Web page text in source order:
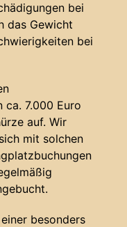
bei
das Gewicht
bei
ca. 7.000 Euro
auf. Wir
mit solchen
besonders